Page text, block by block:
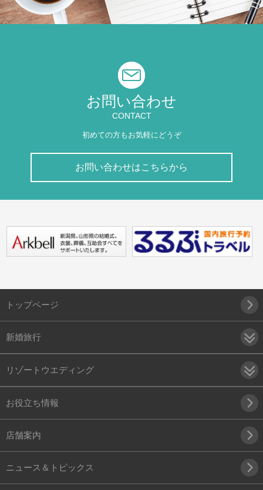
お問い合わせ
CONTACT
初めての方もお気軽にどうぞ
お問い合わせはこちらから
トップページ
新婚旅行
リゾートウエディング
お役立ち情報
店舗案内
ニュース＆トピックス